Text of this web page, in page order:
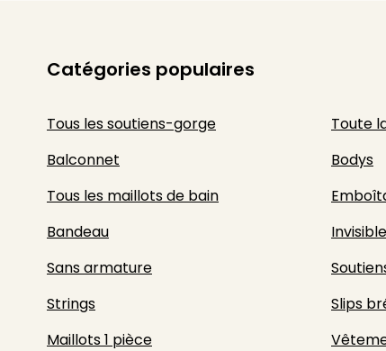
Catégories populaires
Tous les soutiens-gorge Toute
Balconnet
Bodys
Tous les maillots de bain
Bandeau
Sans armature
Strings
Slips
Maillots 1 pièce